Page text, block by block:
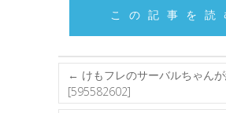
この記事を読
← けもフレのサーバルちゃん
[595582602]